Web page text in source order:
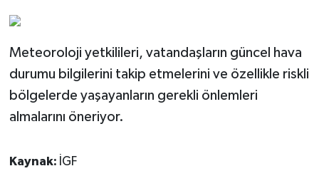
Meteoroloji yetkilileri, vatandaşların güncel hava
durumu bilgilerini takip etmelerini ve özellikle riskli
bölgelerde yaşayanların gerekli önlemleri
almalarını öneriyor.
Kaynak: İGF